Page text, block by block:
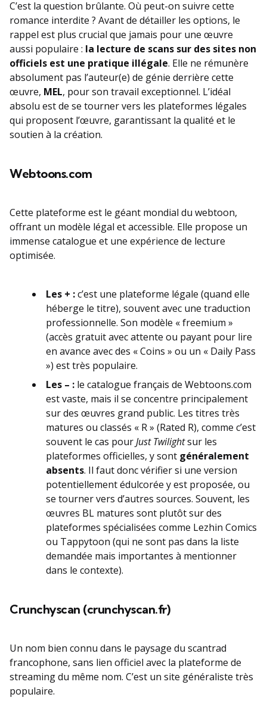
C’est la question brûlante. Où peut-on suivre cette
romance interdite ? Avant de détailler les options, le
rappel est plus crucial que jamais pour une œuvre
aussi populaire : la lecture de scans sur des sites non
officiels est une pratique illégale. Elle ne rémunère
absolument pas l’auteur(e) de génie derrière cette
œuvre, MEL, pour son travail exceptionnel. L’idéal
absolu est de se tourner vers les plateformes légales
qui proposent l’œuvre, garantissant la qualité et le
soutien à la création.
Webtoons.com
Cette plateforme est le géant mondial du webtoon,
offrant un modèle légal et accessible. Elle propose un
immense catalogue et une expérience de lecture
optimisée.
Les + :c’est une plateforme légale (quand elle
héberge le titre), souvent avec une traduction
professionnelle. Son modèle « freemium »
(accès gratuit avec attente ou payant pour lire
en avance avec des « Coins » ou un « Daily Pass
») est très populaire.
Les – : le catalogue français de Webtoons.com
est vaste, mais il se concentre principalement
sur des œuvres grand public. Les titres très
matures ou classés « R » (Rated R), comme c’est
souvent le cas pourJust Twilightsur les
plateformes officielles, y sont généralement
absents. Il faut donc vérifier si une version
potentiellement édulcorée y est proposée, ou
se tourner vers d’autres sources. Souvent, les
œuvres BL matures sont plutôt sur des
plateformes spécialisées comme Lezhin Comics
ou Tappytoon (qui ne sont pas dans la liste
demandée mais importantes à mentionner
dans le contexte).
Crunchyscan (crunchyscan.fr)
Un nom bien connu dans le paysage du scantrad
francophone, sans lien officiel avec la plateforme de
streaming du même nom. C’est un site généraliste très
populaire.